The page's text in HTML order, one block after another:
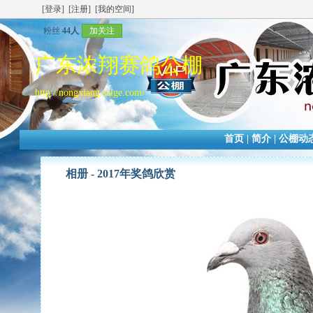
[登录] [注册] [我的空间]
粉丝 44人 加关注
广东浓翔赛鸽公棚
http://nongxiang.saige.com/
首页|简介|公棚动
相册 - 2017年奖鸽欣赏